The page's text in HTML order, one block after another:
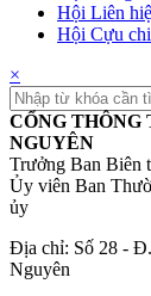
Hội Liên
Hội Cựu
×
CỔNG
NGUYÊN
Trưởng Ban Biên
Ủy viên Ban
ủy
Địa chỉ: Số 28 -
Nguyên